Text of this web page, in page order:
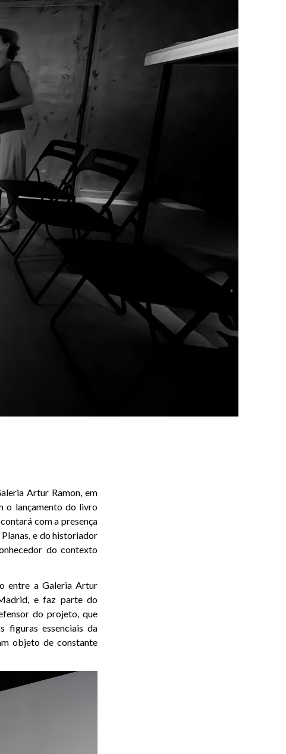
Artur Ramon, em
o lançamento do livro
com a presença
Planas, e do historiador
do contexto
entre a Galeria Artur
e faz parte do
do projeto, que
figuras essenciais da
objeto de constante